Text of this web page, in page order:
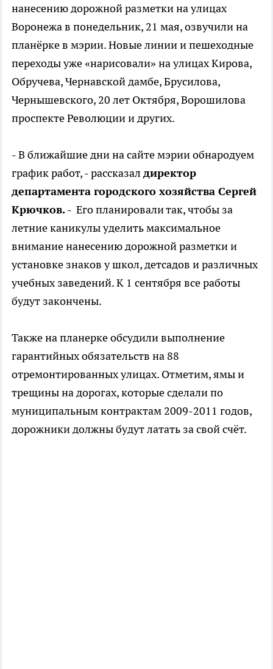
нанесению дорожной разметки на улицах
Воронежа в понедельник, 21 мая, озвучили на
планёрке в мэрии. Новые линии и пешеходные
переходы уже «нарисовали» на улицах Кирова,
Обручева, Чернавской дамбе, Брусилова,
Чернышевского, 20 лет Октября, Ворошилова
проспекте Революции и других.
- В ближайшие дни на сайте мэрии обнародуем
график работ, - рассказал директор
департамента городского хозяйства Сергей
Крючков.- Его планировали так, чтобы за
летние каникулы уделить максимальное
внимание нанесению дорожной разметки и
установке знаков у школ, детсадов и различных
учебных заведений. К 1 сентября все работы
будут закончены.
Также на планерке обсудили выполнение
гарантийных обязательств на 88
отремонтированных улицах. Отметим, ямы и
трещины на дорогах, которые сделали по
муниципальным контрактам 2009-2011 годов,
дорожники должны будут латать за свой счёт.